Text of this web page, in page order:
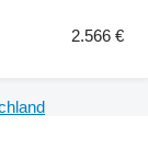
2.566 €